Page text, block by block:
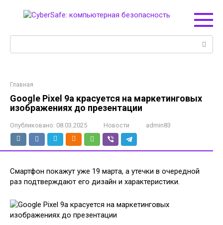
Главная
Google Pixel 9a красуется на маркетинговых
изображениях до презентации
Опубликовано: 08.03.2025 Новости admin83
Смартфон покажут уже 19 марта, а утечки в очередной
раз подтверждают его дизайн и характеристики.